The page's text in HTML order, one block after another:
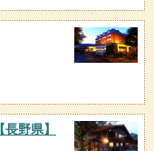
【長野県】